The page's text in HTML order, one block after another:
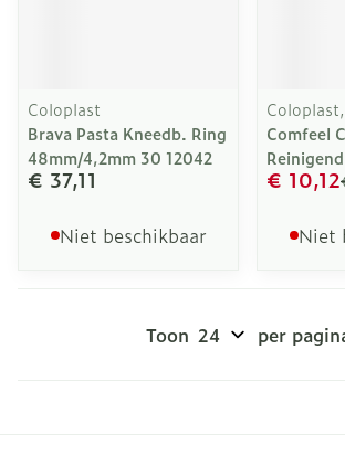
Coloplast
Brava Pasta Kneedb. Ring
48mm/4,2mm 30 12042
€ 37,11
Niet beschikbaar
Comfeel
€ 10,12
Niet
Toon per